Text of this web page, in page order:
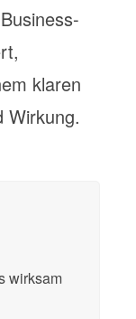
klaren
Wirkung.
wirksam